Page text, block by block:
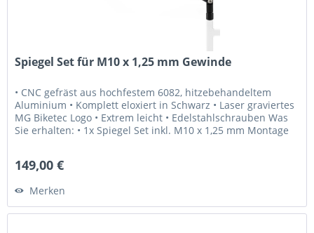
Spiegel Set für M10 x 1,25 mm Gewinde
• CNC gefräst aus hochfestem 6082, hitzebehandeltem
Aluminium • Komplett eloxiert in Schwarz • Laser graviertes
MG Biketec Logo • Extrem leicht • Edelstahlschrauben Was
Sie erhalten: • 1x Spiegel Set inkl. M10 x 1,25 mm Montage
149,00 €
Merken